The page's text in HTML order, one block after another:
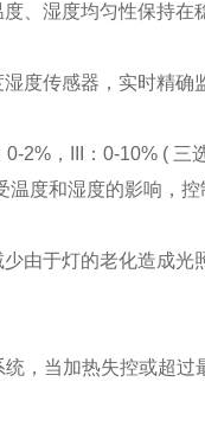
、湿度均匀性保持在
度传感器，实时精确
2%，III：0-10% ( 三
度和湿度的影响，控
由于灯的老化造成
，当加热失控或超